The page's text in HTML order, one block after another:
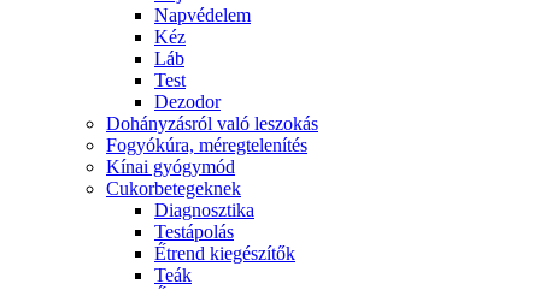
Napvédelem
Kéz
Láb
Test
Dezodor
Dohányzásról való leszokás
Fogyókúra, méregtelenítés
Kínai gyógymód
Cukorbetegeknek
Diagnosztika
Testápolás
É́trend kiegészítők
Teák